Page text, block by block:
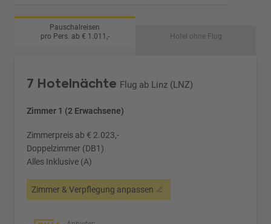
Pauschalreisen
pro Pers. ab € 1.011,-
Hotel ohne Flug
7 Hotelnächte Flug ab Linz (LNZ)
Zimmer 1 (2 Erwachsene)
Zimmerpreis ab € 2.023,-
Doppelzimmer (DB1)
Alles Inklusive (A)
Zimmer & Verpflegung anpassen